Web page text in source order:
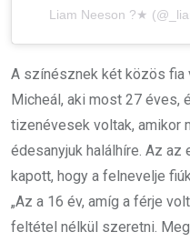
Liam Neeson ?★
A színésznek két közös fia
Micheál, aki most 27 éves,
tizenévesek voltak, amikor
édesanyjuk halálhíre. Az az
kapott, hogy a felnevelje
„Az a 16 év, amíg a férje
feltétel nélkül szeretni.